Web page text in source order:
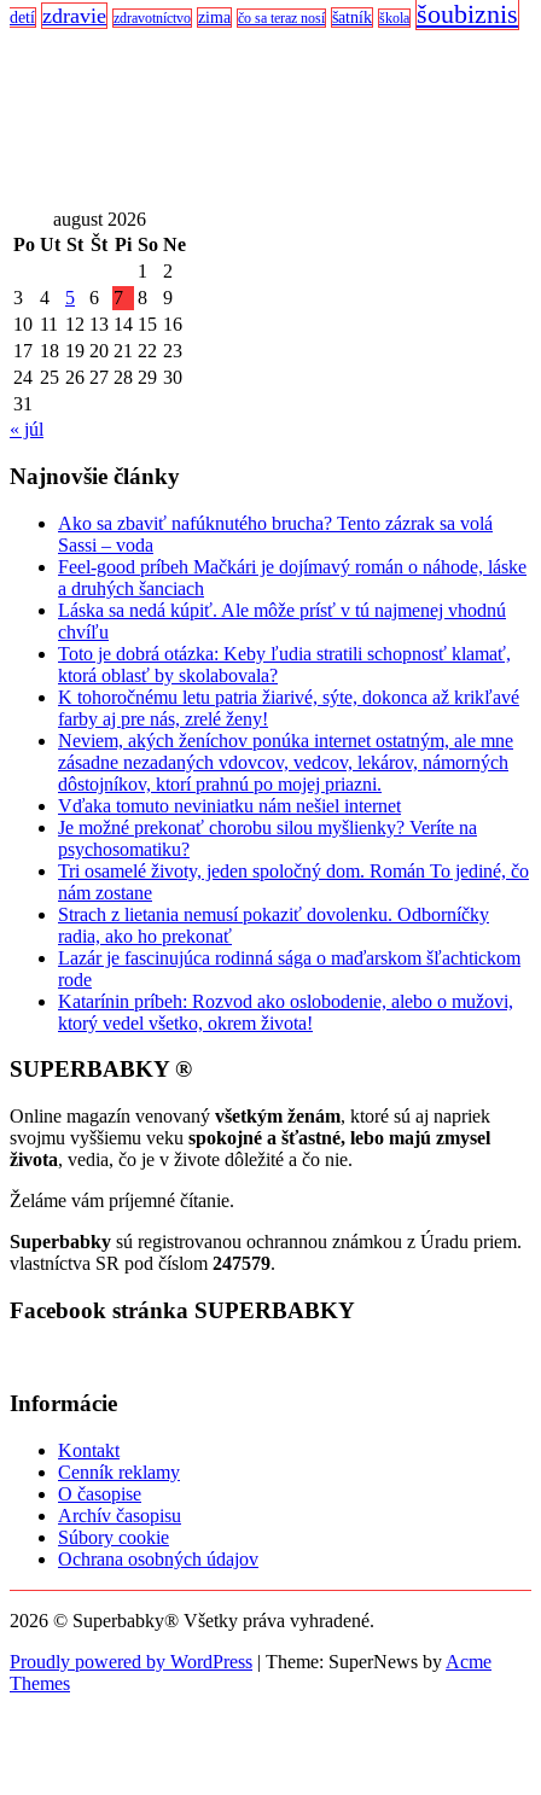
detí zdravie zdravotníctvo zima čo sa teraz nosí šatník škola šoubiznis
august 2026
Po Ut St Št Pi So Ne
1
2
3
4 5 6 7 8
9
10 11 12 13 14 15 16
17 18 19 20 21 22 23
24 25 26 27 28 29 30
31
« júl
Najnovšie články
Ako sa zbaviť nafúknutého brucha? Tento zázrak sa volá
Sassi – voda
Feel-good príbeh Mačkári je dojímavý román o náhode, láske
a druhých šanciach
Láska sa nedá kúpiť. Ale môže prísť v tú najmenej vhodnú
chvíľu
Toto je dobrá otázka: Keby ľudia stratili schopnosť klamať,
ktorá oblasť by skolabovala?
K tohoročnému letu patria žiarivé, sýte, dokonca až krikľavé
farby aj pre nás, zrelé ženy!
Neviem, akých ženíchov ponúka internet ostatným, ale mne
zásadne nezadaných vdovcov, vedcov, lekárov, námorných
dôstojníkov, ktorí prahnú po mojej priazni.
Vďaka tomuto neviniatku nám nešiel internet
Je možné prekonať chorobu silou myšlienky? Veríte na
psychosomatiku?
Tri osamelé životy, jeden spoločný dom. Román To jediné, čo
nám zostane
Strach z lietania nemusí pokaziť dovolenku. Odborníčky
radia, ako ho prekonať
Lazár je fascinujúca rodinná sága o maďarskom šľachtickom
rode
Katarínin príbeh: Rozvod ako oslobodenie, alebo o mužovi,
ktorý vedel všetko, okrem života!
SUPERBABKY ®
Online magazín venovaný všetkým ženám, ktoré sú aj napriek
svojmu vyššiemu veku spokojné a šťastné, lebo majú zmysel
života, vedia, čo je v živote dôležité a čo nie.
Želáme vám príjemné čítanie.
Superbabky sú registrovanou ochrannou známkou z Úradu priem.
vlastníctva SR pod číslom 247579.
Facebook stránka SUPERBABKY
Informácie
Kontakt
Cenník reklamy
O časopise
Archív časopisu
Súbory cookie
Ochrana osobných údajov
2026 © Superbabky® Všetky práva vyhradené.
Proudly powered by WordPress | Theme: SuperNews by Acme
Themes